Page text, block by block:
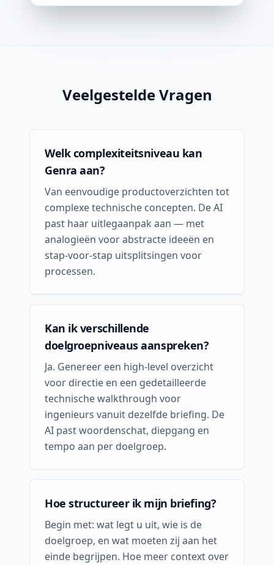
Veelgestelde Vragen
Welk complexiteitsniveau kan
Genra aan?
Van eenvoudige productoverzichten tot
complexe technische concepten. De AI
past haar uitlegaanpak aan — met
analogieën voor abstracte ideeën en
stap-voor-stap uitsplitsingen voor
processen.
Kan ik verschillende
doelgroepniveaus aanspreken?
Ja. Genereer een high-level overzicht
voor directie en een gedetailleerde
technische walkthrough voor
ingenieurs vanuit dezelfde briefing. De
AI past woordenschat, diepgang en
tempo aan per doelgroep.
Hoe structureer ik mijn briefing?
Begin met: wat legt u uit, wie is de
doelgroep, en wat moeten zij aan het
einde begrijpen. Hoe meer context over